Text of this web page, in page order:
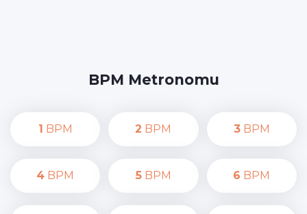
BPM Metronomu
1 BPM 2 BPM 3BPM
4 BPM 5BPM 6 BPM